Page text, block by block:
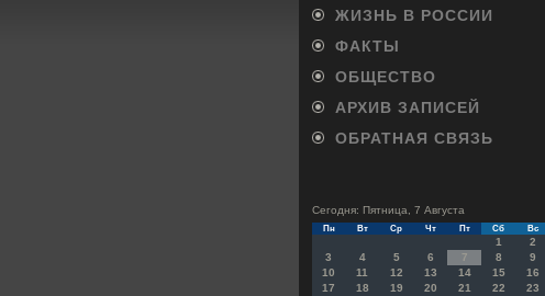
ЖИЗНЬ В РОССИИ
ФАКТЫ
ОБЩЕСТВО
АРХИВ ЗАПИСЕЙ
ОБРАТНАЯ СВЯЗЬ
Сегодня: Пятница, 7 Августа
Пн Вт Ср Чт Пт Сб Вс
1
2
3
4 5 6 7 8
9
10
11 12 13 14 15
16
17
18 19 20 21 22
23